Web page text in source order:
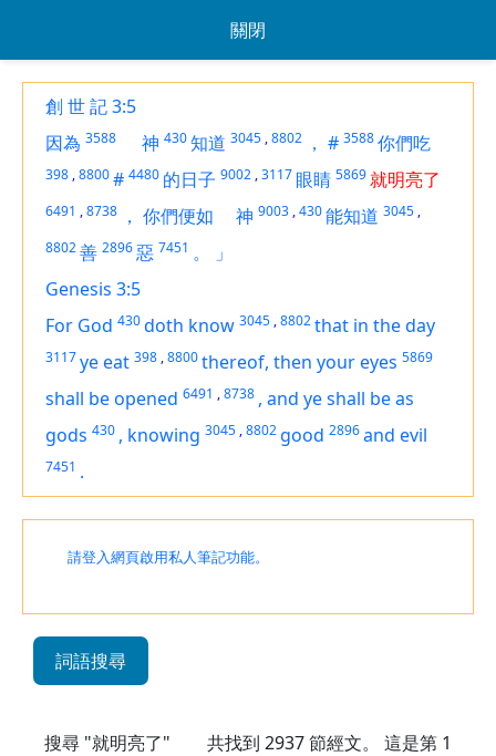
關閉
創 世 記 3:5
因為 3588 神 430知道 3045 ,8802 ， # 3588你們吃
398 ,8800# 4480 的日子 9002 ,3117 眼睛 5869就明亮了
6491 ,8738 ， 你們便如 神 9003 ,430能知道 3045 ,
8802善 2896惡 7451 。
」
Genesis 3:5
For God 430doth know 3045 ,8802that in the day
3117ye eat 398 ,8800thereof, then your eyes 5869
shall be opened 6491 ,8738 , and ye shall be as
gods 430 , knowing 3045 ,8802 good 2896and evil
7451 .
請登入網頁啟用私人筆記功能。
詞語搜尋
搜尋 "就明亮了" 共找到 2937節經文。 這是第 1